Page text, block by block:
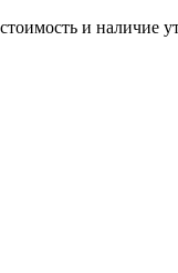
и наличие